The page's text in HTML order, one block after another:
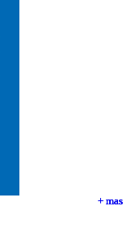
+ mas
+ mas
+ mas
+ mas